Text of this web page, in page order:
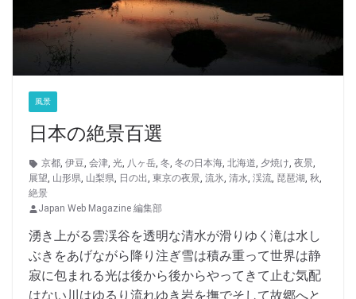
風景
日本の絶景百選
京都, 伊豆, 会津, 光, 八ヶ岳, 冬, 冬の日本海, 北海道, 夕焼け, 夜景,
展望, 山形県, 山梨県, 日の出, 東京の夜景, 流氷, 清水, 渓流, 琵琶湖, 秋,
絶景
Japan Web Magazine 編集部
湧き上がる雲渓谷を透明な清水が滑りゆく滝は水し
ぶきをあげながら降り注ぎ雪は積み重って世界は静
寂に包まれる光は後から後からやってきて止む気配
はない川はゆるり流れゆき岩を撫でそして故郷へと